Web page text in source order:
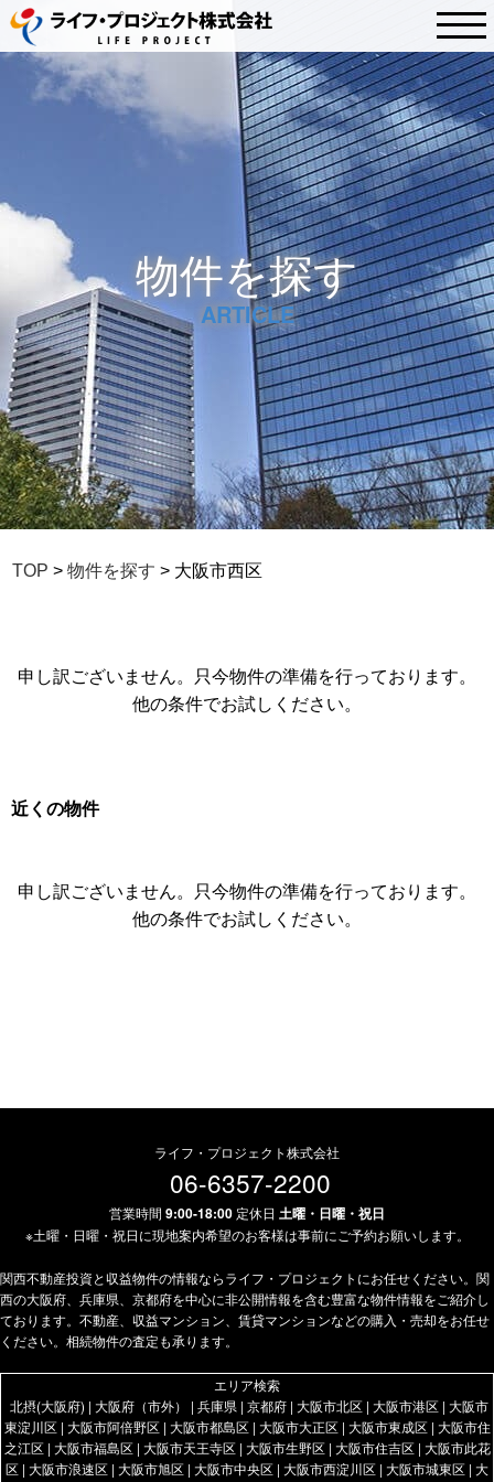
物件を探す
ARTICLE
TOP >物件を探す > 大阪市西区
申し訳ございません。只今物件の準備を行っております。
他の条件でお試しください。
近くの物件
申し訳ございません。只今物件の準備を行っております。
他の条件でお試しください。
ライフ・プロジェクト株式会社
06-6357-2200
営業時間 9:00-18:00 定休日 土曜・日曜・祝日
※土曜・日曜・祝日に現地案内希望のお客様は事前にご予約お願いします。
関西不動産投資と収益物件の情報ならライフ・プロジェクトにお任せください。関
西の大阪府、兵庫県、京都府を中心に非公開情報を含む豊富な物件情報をご紹介し
ております。不動産、収益マンション、賃貸マンションなどの購入・売却をお任せ
ください。相続物件の査定も承ります。
エリア検索
北摂(大阪府) | 大阪府（市外） | 兵庫県 | 京都府| 大阪市北区| 大阪市港区| 大阪市
東淀川区| 大阪市阿倍野区| 大阪市都島区| 大阪市大正区| 大阪市東成区| 大阪市住
之江区| 大阪市福島区| 大阪市天王寺区| 大阪市生野区| 大阪市住吉区| 大阪市此花
区 | 大阪市浪速区 | 大阪市旭区 | 大阪市中央区 | 大阪市西淀川区 | 大阪市城東区 | 大